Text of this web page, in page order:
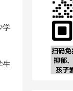
学
生